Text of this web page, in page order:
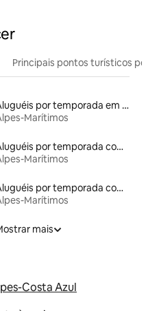
Principais pontos turísticos
Aluguéis por temporada em hotéis-fazenda
Marítimos
Aluguéis por temporada com cama de altura acessível
Marítimos
Aluguéis por temporada com café da manhã
Marítimos
mais
Costa Azul